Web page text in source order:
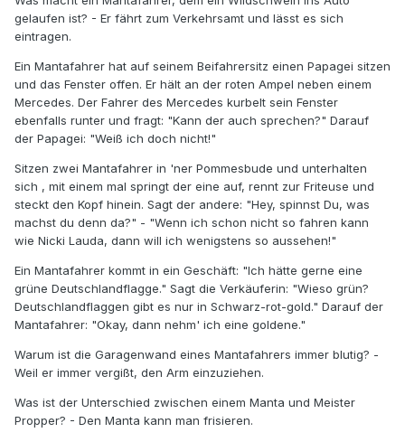
gelaufen ist? - Er fährt zum Verkehrsamt und lässt es sich
eintragen.
Ein Mantafahrer hat auf seinem Beifahrersitz einen Papagei sitzen
und das Fenster offen. Er hält an der roten Ampel neben einem
Mercedes. Der Fahrer des Mercedes kurbelt sein Fenster
ebenfalls runter und fragt: "Kann der auch sprechen?" Darauf
der Papagei: "Weiß ich doch nicht!"
Sitzen zwei Mantafahrer in 'ner Pommesbude und unterhalten
sich , mit einem mal springt der eine auf, rennt zur Friteuse und
steckt den Kopf hinein. Sagt der andere: "Hey, spinnst Du, was
machst du denn da?" - "Wenn ich schon nicht so fahren kann
wie Nicki Lauda, dann will ich wenigstens so aussehen!"
Ein Mantafahrer kommt in ein Geschäft: "Ich hätte gerne eine
grüne Deutschlandflagge." Sagt die Verkäuferin: "Wieso grün?
Deutschlandflaggen gibt es nur in Schwarz-rot-gold." Darauf der
Mantafahrer: "Okay, dann nehm' ich eine goldene."
Warum ist die Garagenwand eines Mantafahrers immer blutig? -
Weil er immer vergißt, den Arm einzuziehen.
Was ist der Unterschied zwischen einem Manta und Meister
Propper? - Den Manta kann man frisieren.